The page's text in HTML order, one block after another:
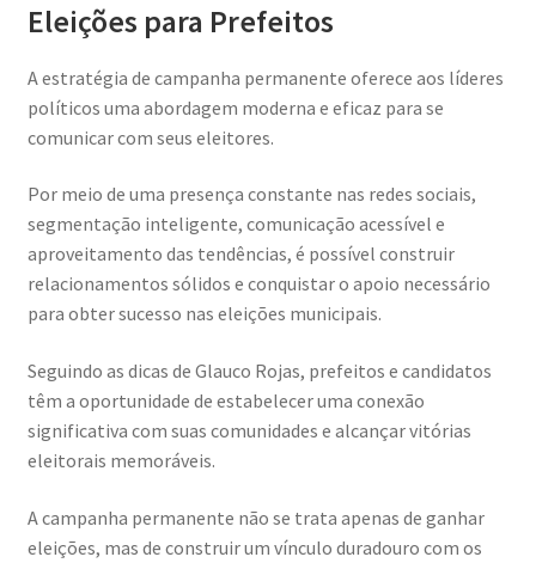
Eleições para Prefeitos
A estratégia de campanha permanente oferece aos líderes
políticos uma abordagem moderna e eficaz para se
comunicar com seus eleitores.
Por meio de uma presença constante nas redes sociais,
segmentação inteligente, comunicação acessível e
aproveitamento das tendências, é possível construir
relacionamentos sólidos e conquistar o apoio necessário
para obter sucesso nas eleições municipais.
Seguindo as dicas de Glauco Rojas, prefeitos e candidatos
têm a oportunidade de estabelecer uma conexão
significativa com suas comunidades e alcançar vitórias
eleitorais memoráveis.
A campanha permanente não se trata apenas de ganhar
eleições, mas de construir um vínculo duradouro com os